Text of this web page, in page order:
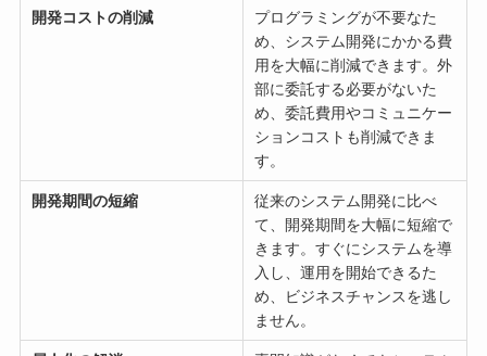
開発コストの削減
プログラミングが不要なた
め、システム開発にかかる費
用を大幅に削減できます。外
部に委託する必要がないた
め、委託費用やコミュニケー
ションコストも削減できま
す。
開発期間の短縮
従来のシステム開発に比べ
て、開発期間を大幅に短縮で
きます。すぐにシステムを導
入し、運用を開始できるた
め、ビジネスチャンスを逃し
ません。